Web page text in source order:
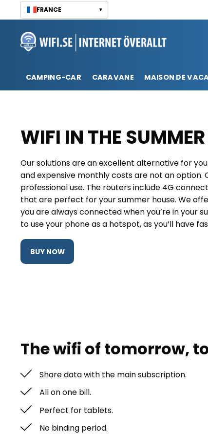
Passer
au
contenu
FRANCE ▾
CAMPING-CAR CARAVANE MAISON DE
WIFI IN THE
Our solutions are an excellent alternative for
and expensive monthly costs are not an option.
professional use. The routers include 4G
that are perfect for your summer house. We
you are always connected when you’re in your
to use your phone as a hotspot, as you’ll have
BUY NOW
The wifi of tomorrow,
Share data with the main subscription.
All on one bill.
Perfect for tablets.
No binding period.